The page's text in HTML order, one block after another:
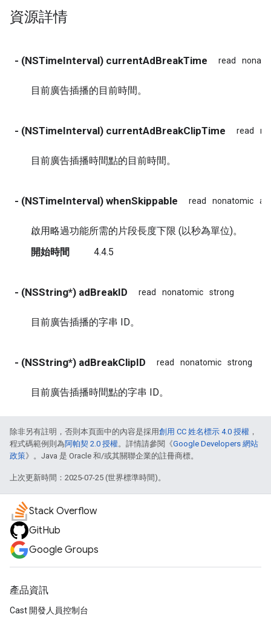
資源詳情
- (NSTimeInterval) currentAdBreakTime read
目前廣告插播的目前時間。
- (NSTimeInterval) currentAdBreakClipTime read
目前廣告插播時間點的目前時間。
- (NSTimeInterval) whenSkippable read nonatomic
啟用略過功能所需的片段長度下限 (以秒為單位)。
開始時間
4.4.5
- (NSString*) adBreakID read nonatomic strong
目前廣告插播的字串 ID。
- (NSString*) adBreakClipID read nonatomic strong
目前廣告插播時間點的字串 ID。
除非另有註明，否則本頁面中的內容是採用創用 CC 姓名標示 4.0 授權 ，
程式碼範例則為阿帕契 2.0 授權。詳情請參閱《Google Developers 網站
政策》。Java 是 Oracle 和/或其關聯企業的註冊商標。
上次更新時間：2025-07-25 (世界標準時間)。
Stack Overflow
GitHub
Google Groups
產品資訊
Cast 開發人員控制台